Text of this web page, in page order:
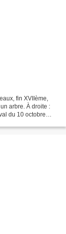
fin XVIIème,
arbre. À droite :
du 10 octobre